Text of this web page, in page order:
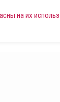
на их